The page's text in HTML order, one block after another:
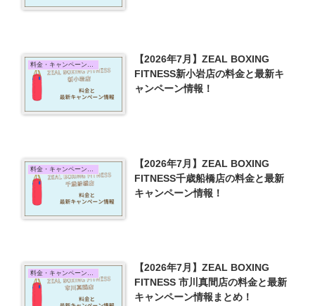
【2026年7月】ZEAL BOXING
FITNESS新小岩店の料金と最新キ
ャンペーン情報！
【2026年7月】ZEAL BOXING
FITNESS千歳船橋店の料金と最新
キャンペーン情報！
料金・キャンペーン情報
【2026年7月】ZEAL BOXING
FITNESS 市川真間店の料金と最新
キャンペーン情報まとめ！